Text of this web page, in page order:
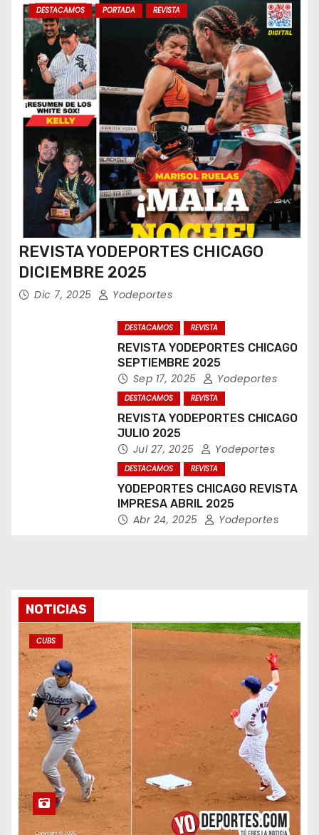
DESTACAMOS PORTADA REVISTA
REVISTA YODEPORTES CHICAGO
DICIEMBRE 2025
Dic 7, 2025 Yodeportes
DESTACAMOS REVISTA
REVISTA YODEPORTES CHICAGO
SEPTIEMBRE 2025
Sep 17, 2025 Yodeportes
DESTACAMOS REVISTA
REVISTA YODEPORTES CHICAGO
JULIO 2025
Jul 27, 2025 Yodeportes
DESTACAMOS REVISTA
YODEPORTES CHICAGO REVISTA
IMPRESA ABRIL 2025
Abr 24, 2025 Yodeportes
NOTICIAS
CUBS